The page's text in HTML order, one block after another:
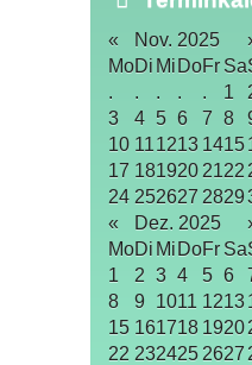
« Nov. 2025
MoDi Mi DoFr Sa
.
. . . . 1
3
4 5 6 7 8
10 111213 1415
17 181920 2122
24 252627 2829
«
Dez. 2025
MoDi Mi DoFr Sa
1
2 3 4 5 6
8
9 1011 1213
15 161718 1920
22 232425 2627